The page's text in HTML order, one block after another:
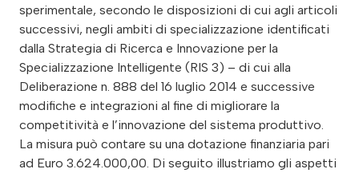
sperimentale, secondo le disposizioni di cui agli articoli
successivi, negli ambiti di specializzazione identificati
dalla Strategia di Ricerca e Innovazione per la
Specializzazione Intelligente (RIS 3) – di cui alla
Deliberazione n. 888 del 16 luglio 2014 e successive
modifiche e integrazioni al fine di migliorare la
competitività e l’innovazione del sistema produttivo.
La misura può contare su una dotazione finanziaria pari
ad Euro 3.624.000,00. Di seguito illustriamo gli aspetti